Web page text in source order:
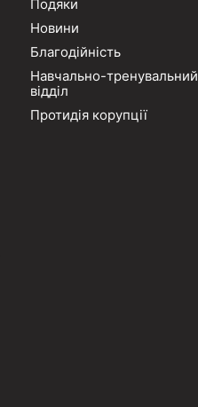
Подяки
Новини
Благодійність
Навчально-тренувальний
відділ
Протидія корупції